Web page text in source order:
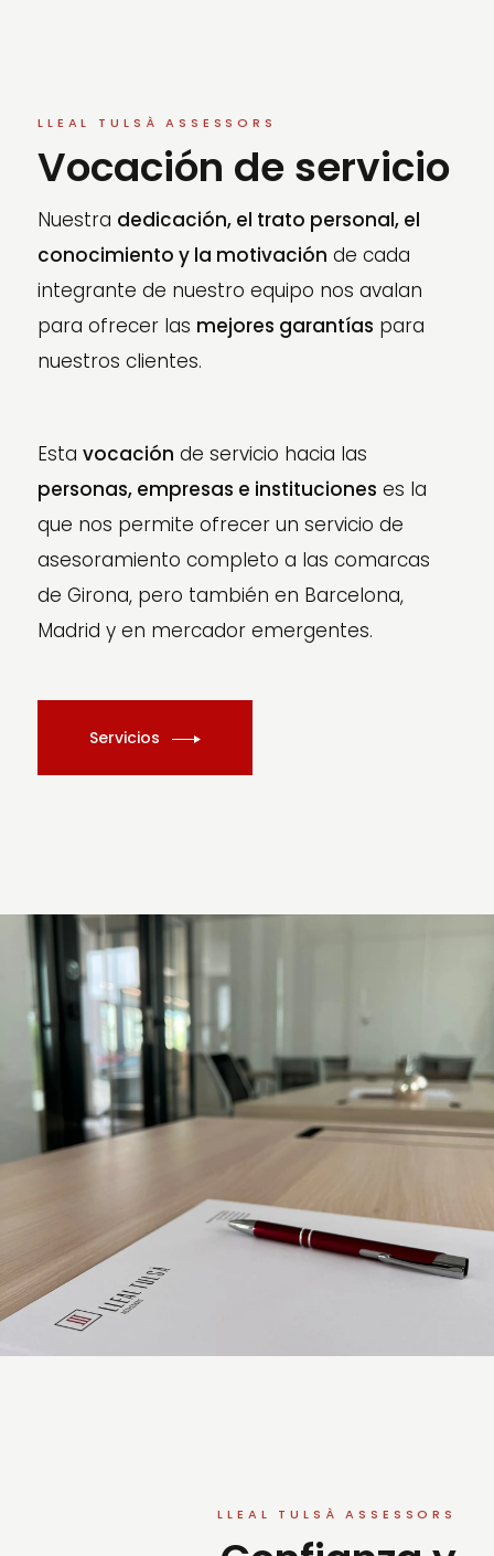
LLEAL TULSÀ ASSESSORS
Vocación de servicio
Nuestra dedicación, el trato personal, el
conocimiento y la motivación de cada
integrante de nuestro equipo nos avalan
para ofrecer las mejores garantías para
nuestros clientes.
Esta vocación de servicio hacia las
personas, empresas e instituciones es la
que nos permite ofrecer un servicio de
asesoramiento completo a las comarcas
de Girona, pero también en Barcelona,
Madrid y en mercador emergentes.
Servicios
LLEAL TULSÀ ASSESSORS